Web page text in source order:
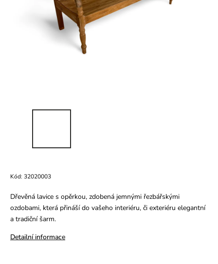
Kód: 32020003
Dřevěná lavice s opěrkou, zdobená jemnými řezbářskými
ozdobami, která přináší do vašeho interiéru, či exteriéru elegantní
a tradiční šarm.
Detailní informace